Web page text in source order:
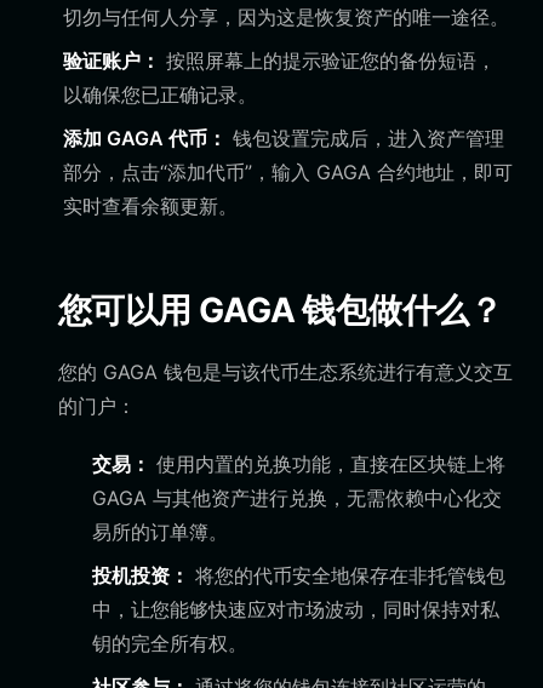
切勿与任何人分享，因为这是恢复资产的唯一途径。
验证账户： 按照屏幕上的提示验证您的备份短语，
以确保您已正确记录。
添加 GAGA 代币： 钱包设置完成后，进入资产管理
部分，点击“添加代币”，输入 GAGA 合约地址，即可
实时查看余额更新。
您可以用 GAGA 钱包做什么？
您的 GAGA 钱包是与该代币生态系统进行有意义交互
的门户：
交易： 使用内置的兑换功能，直接在区块链上将
GAGA 与其他资产进行兑换，无需依赖中心化交
易所的订单簿。
投机投资： 将您的代币安全地保存在非托管钱包
中，让您能够快速应对市场波动，同时保持对私
钥的完全所有权。